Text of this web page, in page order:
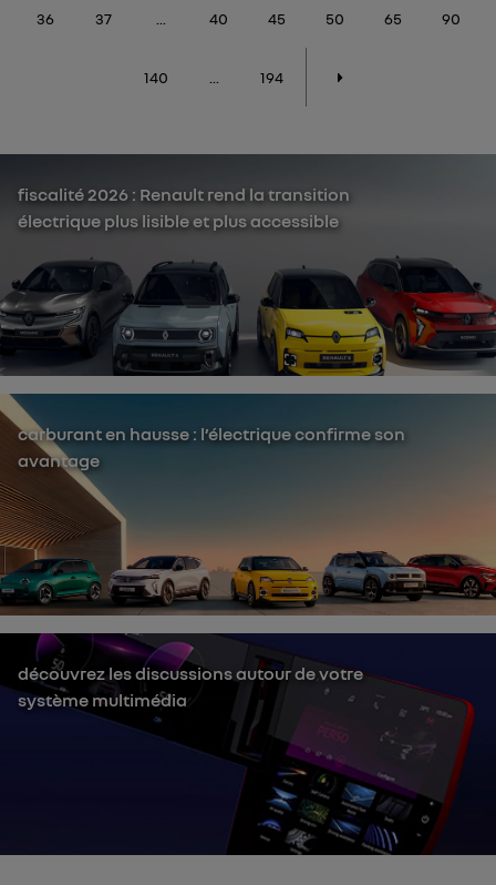
36 37 40 45 50 65 90
140 194
fiscalité 2026 : Renault rend la transition
électrique plus lisible et plus accessible
carburant en hausse : l’électrique confirme son
avantage
découvrez les discussions autour de votre
système multimédia